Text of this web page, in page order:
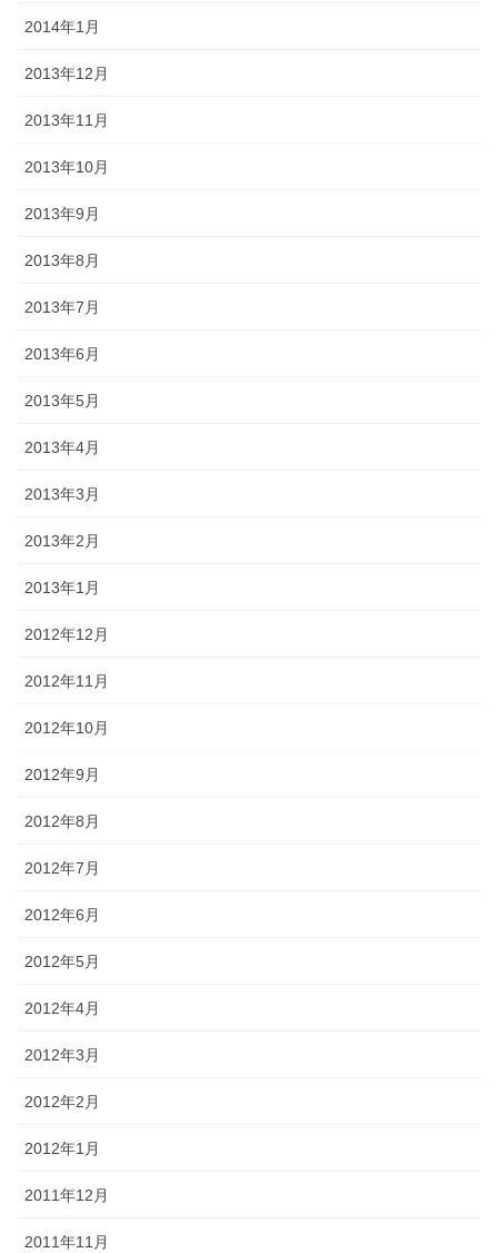
2014年1月
2013年12月
2013年11月
2013年10月
2013年9月
2013年8月
2013年7月
2013年6月
2013年5月
2013年4月
2013年3月
2013年2月
2013年1月
2012年12月
2012年11月
2012年10月
2012年9月
2012年8月
2012年7月
2012年6月
2012年5月
2012年4月
2012年3月
2012年2月
2012年1月
2011年12月
2011年11月